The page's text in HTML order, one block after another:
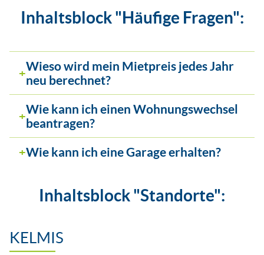
Inhaltsblock "Häufige Fragen":
Wieso wird mein Mietpreis jedes Jahr
neu berechnet?
Wie kann ich einen Wohnungswechsel
beantragen?
Wie kann ich eine Garage erhalten?
Inhaltsblock "Standorte":
KELMIS